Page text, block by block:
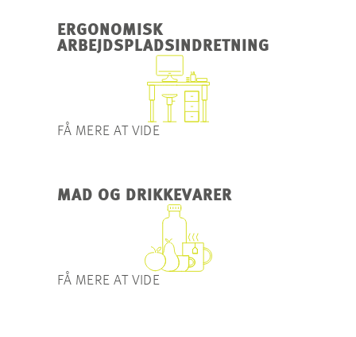
ERGONOMISK
ARBEJDSPLADSINDRETNING
FÅ MERE AT VIDE
MAD OG DRIKKEVARER
FÅ MERE AT VIDE